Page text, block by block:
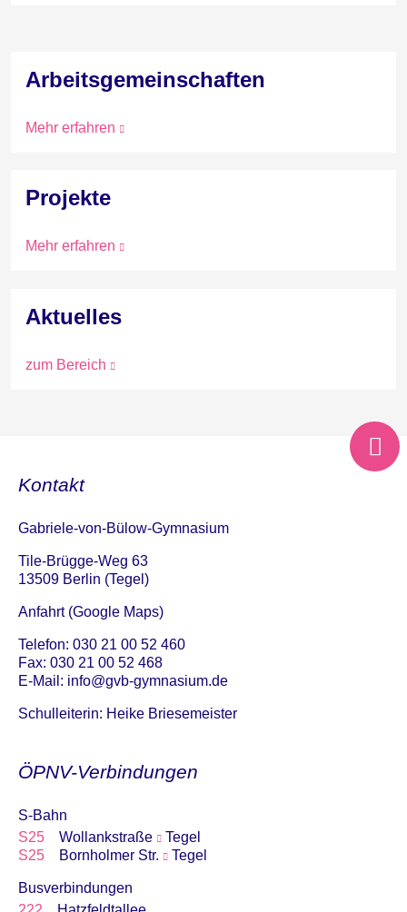
Arbeitsgemeinschaften
Mehr erfahren
Projekte
Mehr erfahren
Aktuelles
zum Bereich
Kontakt
Gabriele-von-Bülow-Gymnasium
Tile-Brügge-Weg 63
13509 Berlin (Tegel)
Anfahrt (Google Maps)
Telefon: 030 21 00 52 460
Fax: 030 21 00 52 468
E-Mail: info@gvb-gymnasium.de
Schulleiterin: Heike Briesemeister
ÖPNV-Verbindungen
S-Bahn
S25
Wollankstraße
Tegel
S25
Bornholmer Str. Tegel
Busverbindungen